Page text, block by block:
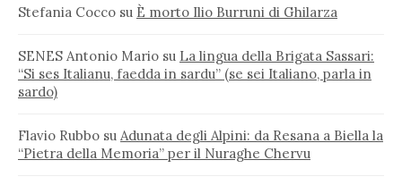
Stefania Cocco su È morto Ilio Burruni di Ghilarza
SENES Antonio Mario su La lingua della Brigata Sassari:
“Si ses Italianu, faedda in sardu” (se sei Italiano, parla in
sardo)
Flavio Rubbo su Adunata degli Alpini: da Resana a Biella la
“Pietra della Memoria” per il Nuraghe Chervu